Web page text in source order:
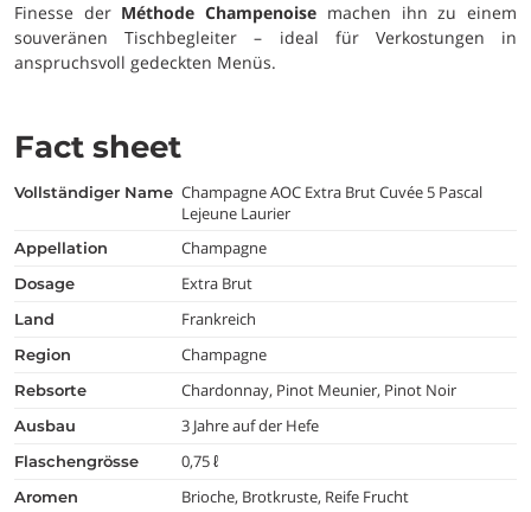
Finesse der Méthode Champenoise machen ihn zu einem
souveränen Tischbegleiter – ideal für Verkostungen in
anspruchsvoll gedeckten Menüs.
Fact sheet
vollständiger Name Champagne AOC Extra Brut Cuvée 5 Pascal
Lejeune Laurier
appellation Champagne
dosage Extra Brut
land Frankreich
region Champagne
rebsorte Chardonnay, Pinot Meunier, Pinot Noir
ausbau 3 Jahre auf der Hefe
flaschengrösse 0,75 ℓ
aromen Brioche, Brotkruste, Reife Frucht